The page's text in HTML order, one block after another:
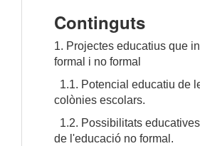
Continguts
1. Projectes educatius que
formal i no formal
1.1. Potencial educatiu de
colònies escolars.
1.2. Possibilitats
de l'educació no formal.